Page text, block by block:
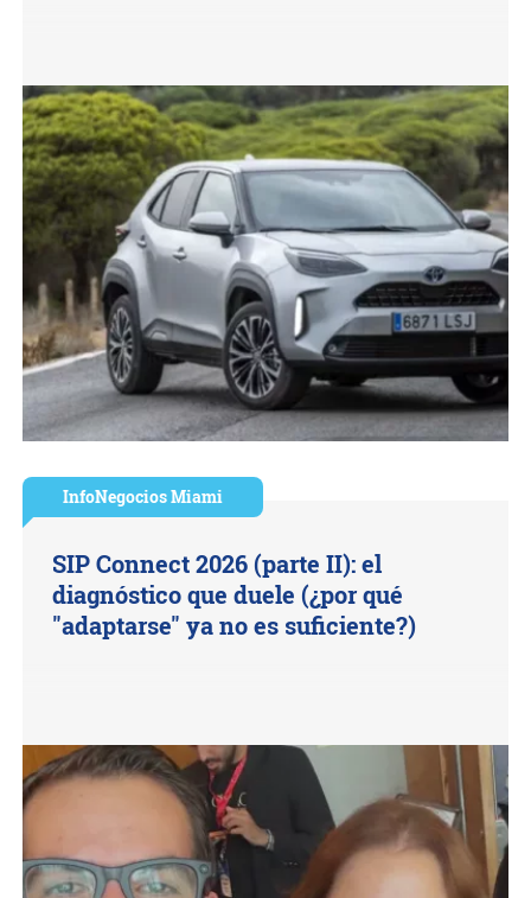
InfoNegocios Miami
SIP Connect 2026 (parte II): el
diagnóstico que duele (¿por qué
"adaptarse" ya no es suficiente?)